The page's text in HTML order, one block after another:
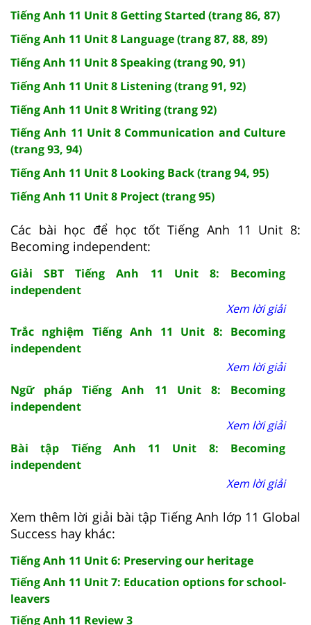
Tiếng Anh 11 Unit 8 Getting Started (trang 86, 87)
Tiếng Anh 11 Unit 8 Language (trang 87, 88, 89)
Tiếng Anh 11 Unit 8 Speaking (trang 90, 91)
Tiếng Anh 11 Unit 8 Listening (trang 91, 92)
Tiếng Anh 11 Unit 8 Writing (trang 92)
Tiếng Anh 11 Unit 8 Communication and Culture
(trang 93, 94)
Tiếng Anh 11 Unit 8 Looking Back (trang 94, 95)
Tiếng Anh 11 Unit 8 Project (trang 95)
Các bài học để học tốt Tiếng Anh 11 Unit 8:
Becoming independent:
Giải SBT Tiếng Anh 11 Unit 8: Becoming
independent
Xem lời giải
Trắc nghiệm Tiếng Anh 11 Unit 8: Becoming
independent
Xem lời giải
Ngữ pháp Tiếng Anh 11 Unit 8: Becoming
independent
Xem lời giải
Bài tập Tiếng Anh 11 Unit 8: Becoming
independent
Xem lời giải
Xem thêm lời giải bài tập Tiếng Anh lớp 11 Global
Success hay khác:
Tiếng Anh 11 Unit 6: Preserving our heritage
Tiếng Anh 11 Unit 7: Education options for school-
leavers
Tiếng Anh 11 Review 3